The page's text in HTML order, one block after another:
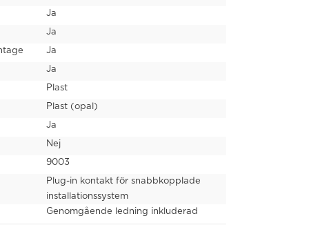
Ja
Ja
Ja
Ja
Plast
Plast (opal)
Ja
Nej
9003
Plug-in kontakt för snabbkopplade
installationssystem
Genomgående ledning inkluderad